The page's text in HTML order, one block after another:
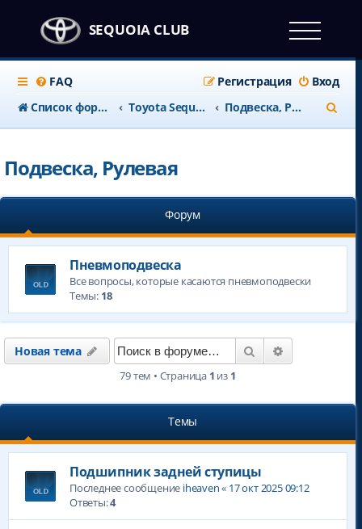
SEQUOIA CLUB
FAQ Вход
Регистрация
Список форумов
Тоyota Sequoia c 2008 года Подвеска, Рулевая
о
Подвеска, Рулевая
Форум
Пневмоподвеска
Все вопросы, которые касаются пневмоподвески
Темы: 18
Новая тема Поиск
79 тем • Страница 1 из 1
Темы
Подшипник задней ступицы
Последнее сообщение iheaven« 17 окт 2025 09:12
Ответы:4